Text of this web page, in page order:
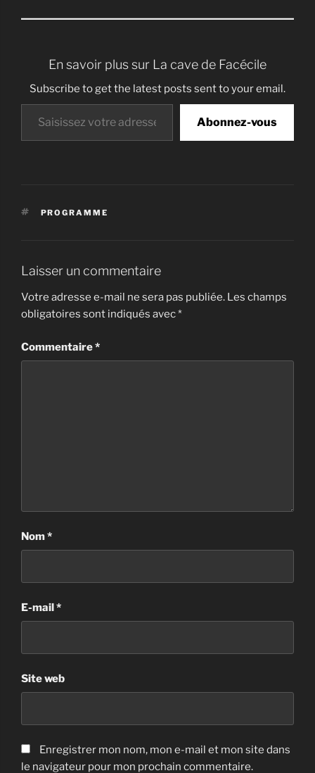
En savoir plus sur La cave de Facécile
Subscribe to get the latest posts sent to your email.
Saisissez votre adresse e-mail…
Abonnez-vous
ÉTIQUETTES
PROGRAMME
Laisser un commentaire
Votre adresse e-mail ne sera pas publiée. Les champs
obligatoires sont indiqués avec*
Commentaire*
Nom*
E-mail*
Site web
Enregistrer mon nom, mon e-mail et mon site dans
le navigateur pour mon prochain commentaire.